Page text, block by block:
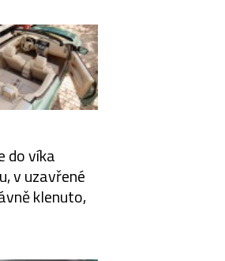
do víka
v uzavřené
klenuto,